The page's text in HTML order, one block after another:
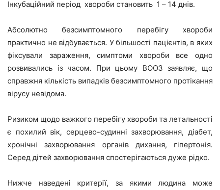
Інкубаційний період хвороби становить 1 – 14 днів.
Абсолютно безсимптомного перебігу хвороби
практично не відбувається. У більшості пацієнтів, в яких
фіксували зараження, симптоми хвороби все одно
розвивались із часом. При цьому ВООЗ заявляє, що
справжня кількість випадків безсимптомного протікання
вірусу невідома.
Ризиком щодо важкого перебігу хвороби та летальності
є похилий вік, серцево-судинні захворювання, діабет,
хронічні захворювання органів дихання, гіпертонія.
Серед дітей захворювання спостерігаються дуже рідко.
Нижче наведені критерії, за якими людина може